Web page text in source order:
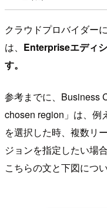
クラウドプロバイダー
は、 Enterpriseエディ
す。
参考までに、Business
chosen region」は、例
を選択した時、複数リ
ジョンを指定したい場
こちらの文と下図につ